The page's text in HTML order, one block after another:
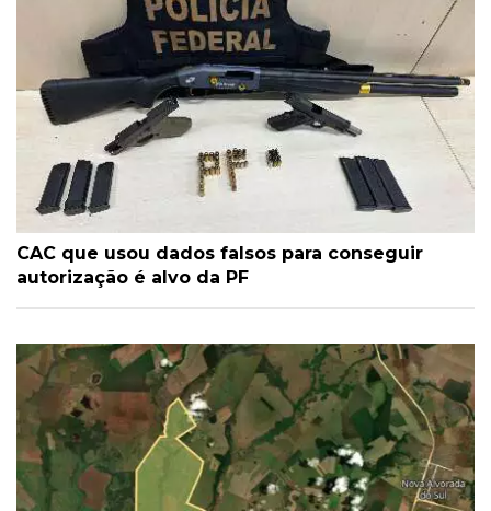
CAC que usou dados falsos para conseguir
autorização é alvo da PF